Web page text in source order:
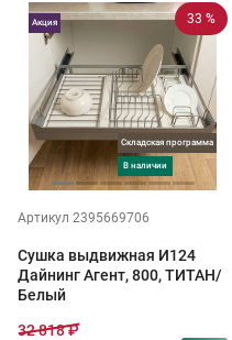
33 %
Складская программа
в наличии
Акция
Артикул 2395669706
Сушка выдвижная И124
Дайнинг Агент, 800, ТИТАН/
Белый
32 818 ₽